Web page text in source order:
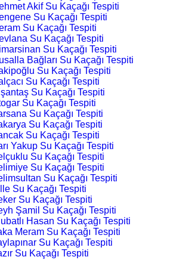
Akif Su Kaçağı Tespiti
Su Kaçağı Tespiti
Su Kaçağı Tespiti
Su Kaçağı Tespiti
Su Kaçağı Tespiti
Bağları Su Kaçağı Tespiti
Su Kaçağı Tespiti
Su Kaçağı Tespiti
Su Kaçağı Tespiti
Su Kaçağı Tespiti
Su Kaçağı Tespiti
Su Kaçağı Tespiti
Su Kaçağı Tespiti
Yakup Su Kaçağı Tespiti
Su Kaçağı Tespiti
Su Kaçağı Tespiti
Su Kaçağı Tespiti
Su Kaçağı Tespiti
Su Kaçağı Tespiti
Şamil Su Kaçağı Tespiti
Hasan Su Kaçağı Tespiti
Meram Su Kaçağı Tespiti
Su Kaçağı Tespiti
Su Kaçağı Tespiti